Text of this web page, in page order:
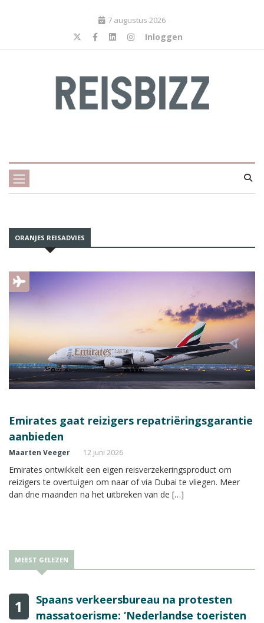
7 augustus 2026
Inloggen
ORANJES REISADVIES
Emirates gaat reizigers repatriëringsgarantie
aanbieden
Maarten Veeger 12 juni 2026
Emirates ontwikkelt een eigen reisverzekeringsproduct om
reizigers te overtuigen om naar of via Dubai te vliegen. Meer
dan drie maanden na het uitbreken van de […]
MEEST GELEZEN
1
Spaans verkeersbureau na protesten
massatoerisme: ‘Nederlandse toeristen